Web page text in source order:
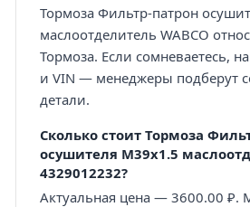
Тормоза Фильтр-патрон
маслоотделитель WABCO
Тормоза. Если сомневаетесь,
и VIN — менеджеры подберут
детали.
Сколько стоит Тормоза
осушителя M39x1.5
4329012232?
Актуальная цена — 3600.00 ₽.